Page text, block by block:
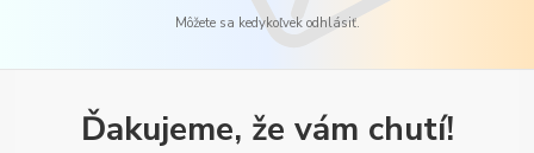
Môžete sa kedykoľvek odhlásiť.
Ďakujeme, že vám chutí!